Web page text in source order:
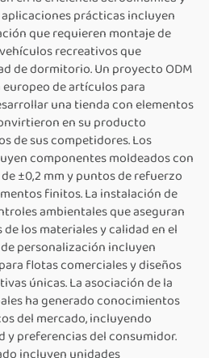
prácticas incluyen
que requieren montaje de
recreativos que
de dormitorio. Un proyecto ODM
de artículos para
una tienda con elementos
en su producto
de sus competidores. Los
componentes moldeados con
±0,2 mm y puntos de refuerzo
finitos. La instalación de
ambientales que aseguran
los materiales y calidad en el
personalización incluyen
flotas comerciales y diseños
únicas. La asociación de la
ha generado conocimientos
del mercado, incluyendo
y preferencias del consumidor.